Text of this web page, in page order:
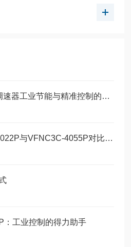
VFNC3C-4055P变频调速器工业节能与精准控制的革新产品
东芝变频器VFNC3C-4022P与VFNC3C-4055P对比：两款定位器该如何按需选型？
：工业控制的得力助手